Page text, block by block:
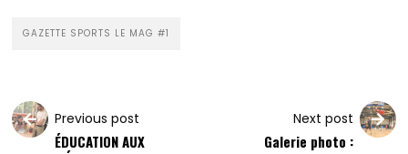
GAZETTE SPORTS LE MAG #1
Previous post
ÉDUCATION AUX
Next post
Galerie photo :